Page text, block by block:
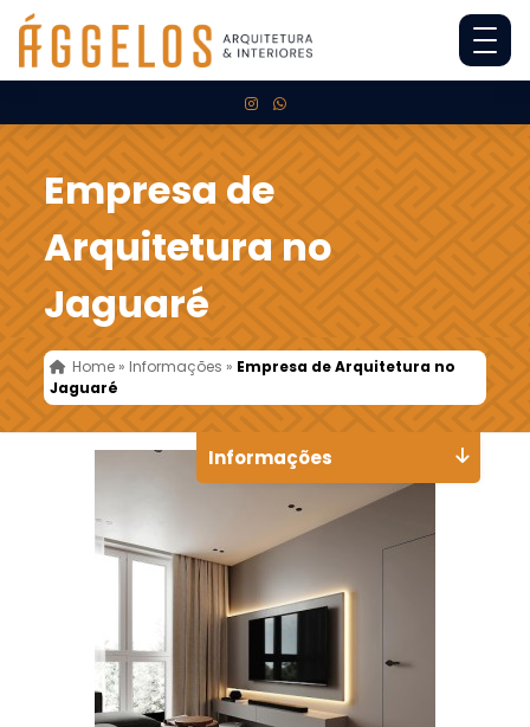
Empresa de
Arquitetura no
Jaguaré
Home » Informações » Empresa de Arquitetura no
Jaguaré
Informações